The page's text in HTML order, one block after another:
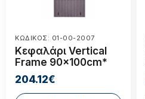
ΚΩΔΙΚΟΣ: 01-00-2007
Κεφαλάρι Vertical
Frame 90x100cm*
204.12€